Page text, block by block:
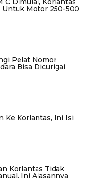
C Dimulai, Korlantas
Untuk Motor 250-500
Pelat Nomor
Bisa Dicurigai
Ke Korlantas, Ini Isi
Korlantas Tidak
Ini Alasannya